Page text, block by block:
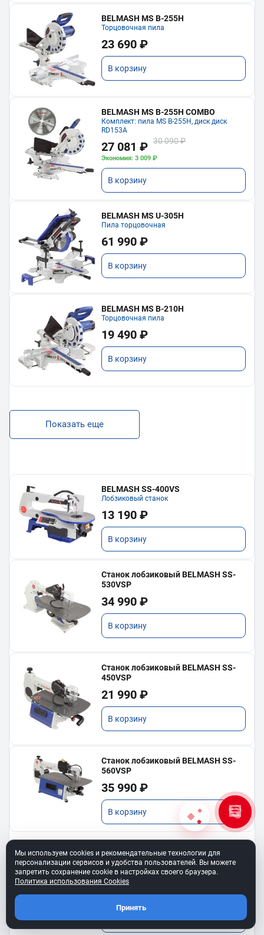
BELMASH MS B-255H
Торцовочная пила
23 690 ₽
В корзину
BELMASH MS B-255H COMBO
Комплект: пила MS B-255H, диск диск
RD153A
27 081 ₽ 30 090 ₽
Экономия: 3 009 ₽
В корзину
BELMASH MS U-305H
Пила торцовочная
61 990 ₽
В корзину
BELMASH MS B-210H
Торцовочная пила
19 490 ₽
В корзину
Показать еще
BELMASH SS-400VS
Лобзиковый станок
13 190 ₽
В корзину
Станок лобзиковый BELMASH SS-
530VSP
34 990 ₽
В корзину
Станок лобзиковый BELMASH SS-
450VSP
21 990 ₽
В корзину
Станок лобзиковый BELMASH SS-
560VSP
35 990 ₽
В корзину
Ремень клиновой A-450
для BELMASH TS-250SТ
550 ₽
В корзину
Мы используем cookies и рекомендательные технологии для
персонализации сервисов и удобства пользователей. Вы можете
запретить сохранение cookie в настройках своего браузера.
Политика использования Cookies
Принять